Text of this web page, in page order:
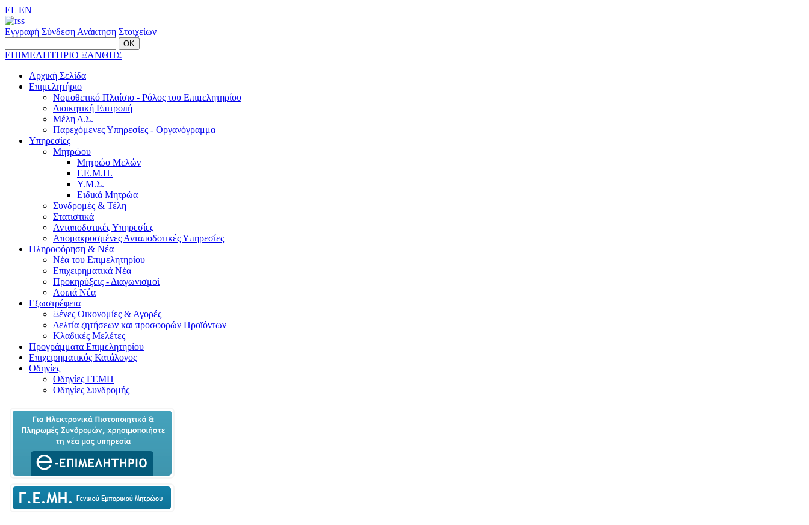
EL EN
Εγγραφή Σύνδεση Ανάκτηση Στοιχείων
ΕΠΙΜΕΛΗΤΗΡΙΟ ΞΑΝΘΗΣ
Αρχική Σελίδα
Επιμελητήριο
Νομοθετικό Πλαίσιο - Ρόλος του Επιμελητηρίου
Διοικητική Επιτροπή
Μέλη Δ.Σ.
Παρεχόμενες Υπηρεσίες - Οργανόγραμμα
Υπηρεσίες
Μητρώου
Μητρώο Μελών
Γ.Ε.Μ.Η.
Υ.Μ.Σ.
Ειδικά Μητρώα
Συνδρομές & Τέλη
Στατιστικά
Ανταποδοτικές Υπηρεσίες
Απομακρυσμένες Ανταποδοτικές Υπηρεσίες
Πληροφόρηση & Νέα
Νέα του Επιμελητηρίου
Επιχειρηματικά Νέα
Προκηρύξεις - Διαγωνισμοί
Λοιπά Νέα
Εξωστρέφεια
Ξένες Οικονομίες & Αγορές
Δελτία ζητήσεων και προσφορών Προϊόντων
Κλαδικές Μελέτες
Προγράμματα Επιμελητηρίου
Επιχειρηματικός Κατάλογος
Οδηγίες
Οδηγίες ΓΕΜΗ
Οδηγίες Συνδρομής